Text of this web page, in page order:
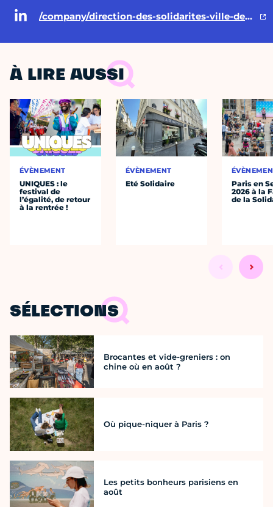
/company/direction-des-solidarites-ville-de-paris/posts/
À LIRE AUSSI
ÉVÈNEMENT
UNIQUES : le
festival de
l’égalité, de retour
à la rentrée !
ÉVÈNEMENT
Eté Solidaire
Paris en
2026 à la
de la
SÉLECTIONS
Brocantes et vide-greniers : on
chine où en août ?
Où pique-niquer à Paris ?
Les petits bonheurs parisiens en
août